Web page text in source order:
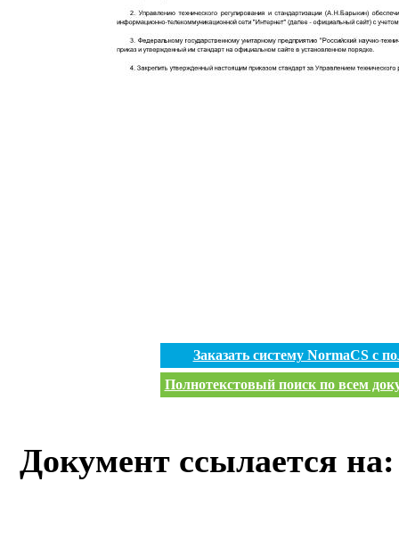
Заказать систему NormaCS с
Полнотекстовый поиск по всем
Документ ссылается на: